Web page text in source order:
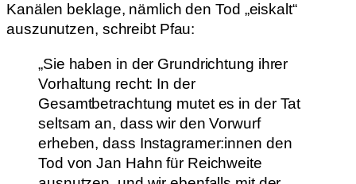
Kanälen beklage, nämlich den Tod „eiskalt“
auszunutzen, schreibt Pfau:
„Sie haben in der Grundrichtung ihrer
Vorhaltung recht: In der
Gesamtbetrachtung mutet es in der Tat
seltsam an, dass wir den Vorwurf
erheben, dass Instagramer:innen den
Tod von Jan Hahn für Reichweite